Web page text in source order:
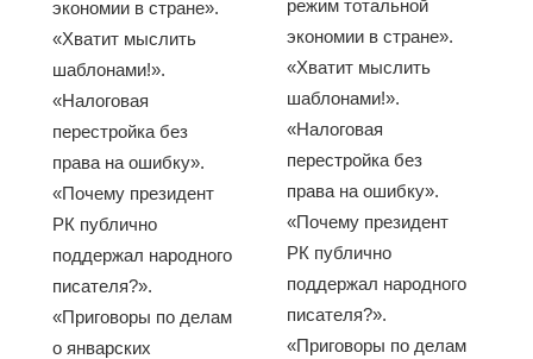
экономии в стране».
«Хватит мыслить
шаблонами!».
«Налоговая
перестройка без
права на ошибку».
«Почему президент
РК публично
поддержал народного
писателя?».
«Приговоры по делам
о январских
режим тотальной
экономии в стране».
«Хватит мыслить
шаблонами!».
«Налоговая
перестройка без
права на ошибку».
«Почему президент
РК публично
поддержал народного
писателя?».
«Приговоры по делам